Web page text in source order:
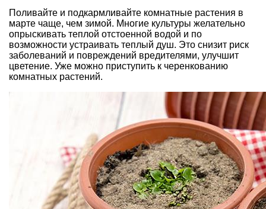
Поливайте и подкармливайте комнатные растения в
марте чаще, чем зимой. Многие культуры желательно
опрыскивать теплой отстоенной водой и по
возможности устраивать теплый душ. Это снизит риск
заболеваний и повреждений вредителями, улучшит
цветение. Уже можно приступить к черенкованию
комнатных растений.